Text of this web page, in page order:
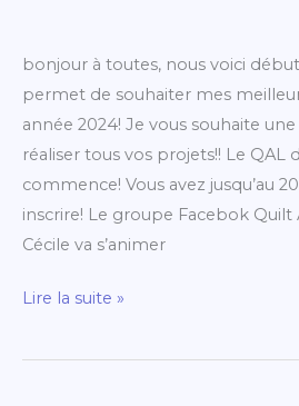
bonjour à toutes, nous voici
permet de souhaiter mes
année 2024! Je vous souhaite
réaliser tous vos projets!! Le QAL
commence! Vous avez jusqu’au
inscrire! Le groupe Facebok
Cécile va s’animer
et
Cécile!
Lire la suite »